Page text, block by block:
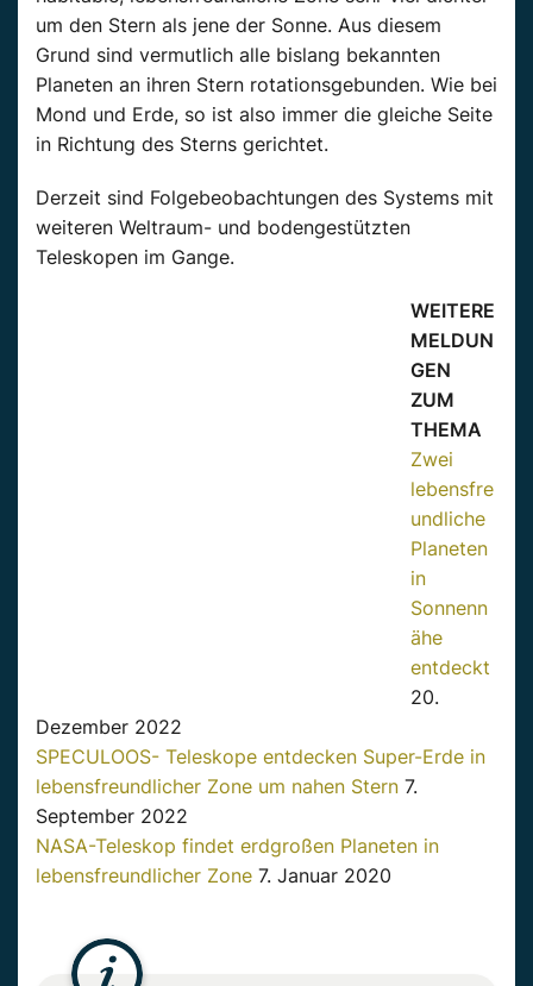
um den Stern als jene der Sonne. Aus diesem
Grund sind vermutlich alle bislang bekannten
Planeten an ihren Stern rotationsgebunden. Wie bei
Mond und Erde, so ist also immer die gleiche Seite
in Richtung des Sterns gerichtet.
Derzeit sind Folgebeobachtungen des Systems mit
weiteren Weltraum- und bodengestützten
Teleskopen im Gange.
WEITERE
MELDUN
GEN
ZUM
THEMA
Zwei
lebensfre
undliche
Planeten
in
Sonnenn
ähe
entdeckt
20.
Dezember 2022
SPECULOOS- Teleskope entdecken Super-Erde in
lebensfreundlicher Zone um nahen Stern 7.
September 2022
NASA-Teleskop findet erdgroßen Planeten in
lebensfreundlicher Zone 7. Januar 2020